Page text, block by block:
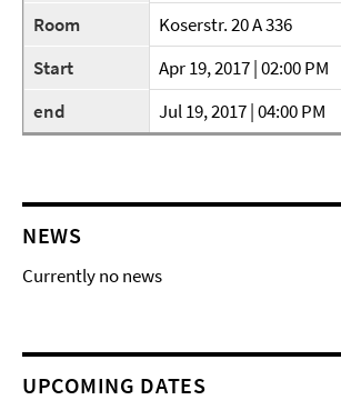
Room
Koserstr. 20 A 336
Start
Apr 19, 2017 | 02:00 PM
end
Jul 19, 2017 | 04:00 PM
NEWS
Currently no news
UPCOMING DATES